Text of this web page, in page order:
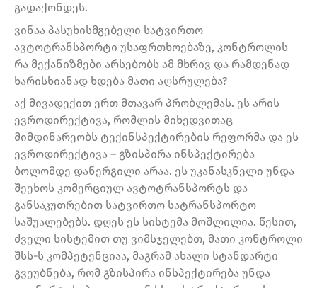
გადაქონდეს.
ვინაა პასუხისმგებელი სატვირთო
ავტოტრანსპორტი უსაფრთხოებაზე, კონტროლის
რა მექანიზმები არსებობს ამ მხრივ და რამდენად
ხარისხიანად ხდება მათი აღსრულება?
აქ მივადექით ერთ მთავარ პრობლემას. ეს არის
ევროდირექტივა, რომლის მიხედვითაც
მიმდინარეობს ტექინსპექტირების რეფორმა და ეს
ევროდირექტივა – გზისპირა ინსპექტირება
ბოლომდე დანერგილი არაა. ეს უკანასკნელი უნდა
შეეხოს კომერციულ ავტოტრანსპორტს და
განსაკუთრებით სატვირთო სატრანსპორტო
საშუალებებს. დღეს ეს სისტემა მოშლილია. წესით,
ძველი სისტემით თუ ვიმსჯელებთ, მათი კონტროლი
შსს-ს კომპეტენციაა, მაგრამ ახალი სტანდარტი
გვეუბნება, რომ გზისპირა ინსპექტირება უნდა